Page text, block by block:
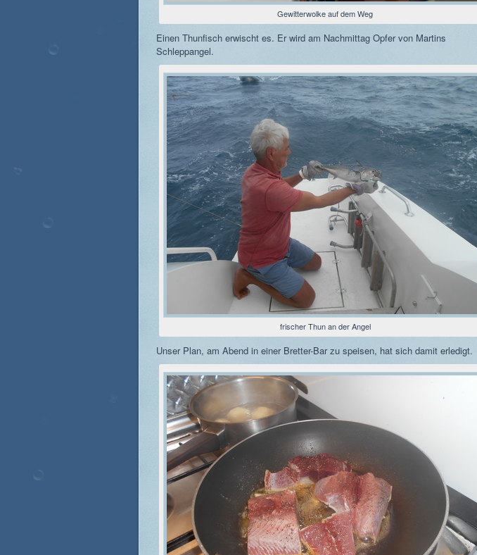
Gewitterwolke auf dem Weg
Einen Thunfisch erwischt es. Er wird am Nachmittag Opfer von Martins
Schleppangel.
frischer Thun an der Angel
Unser Plan, am Abend in einer Bretter-Bar zu speisen, hat sich damit erledigt.